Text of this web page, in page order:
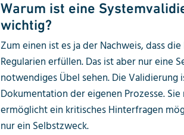
Warum ist eine
wichtig?
Zum einen ist es ja der Nachweis, dass
Regularien erfüllen. Das ist aber nur eine
notwendiges Übel sehen. Die
Dokumentation der eigenen Prozesse.
ermöglicht ein kritisches Hinterfragen
nur ein Selbstzweck.